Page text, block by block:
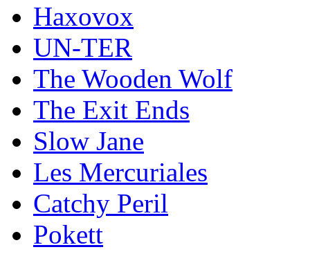
Haxovox
UN-TER
The Wooden Wolf
The Exit Ends
Slow Jane
Les Mercuriales
Catchy Peril
Pokett